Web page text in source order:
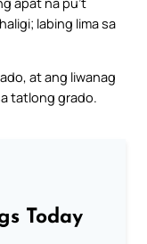
labing lima sa
at ang liwanag
tatlong grado.
Today